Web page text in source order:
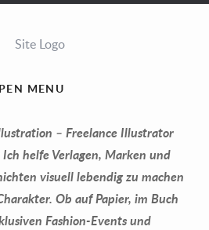
MENU
– Freelance Illustrator
helfe Verlagen, Marken und
visuell lebendig zu machen
Ob auf Papier, im Buch
Fashion-Events und